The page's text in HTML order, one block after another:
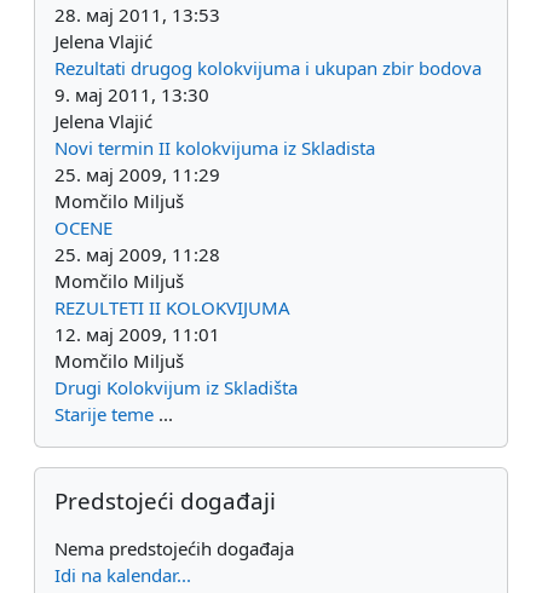
28. мај 2011, 13:53
Jelena Vlajić
Rezultati drugog kolokvijuma i ukupan zbir bodova
9. мај 2011, 13:30
Jelena Vlajić
Novi termin II kolokvijuma iz Skladista
25. мај 2009, 11:29
Momčilo Miljuš
OCENE
25. мај 2009, 11:28
Momčilo Miljuš
REZULTETI II KOLOKVIJUMA
12. мај 2009, 11:01
Momčilo Miljuš
Drugi Kolokvijum iz Skladišta
Starije teme ...
Preskoči Predstojeći događaji
Predstojeći događaji
Nema predstojećih događaja
Idi na kalendar...